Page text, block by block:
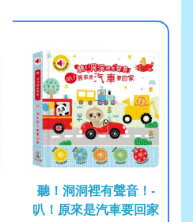
聽！洞洞裡有聲音！-
叭！原來是汽車要回家